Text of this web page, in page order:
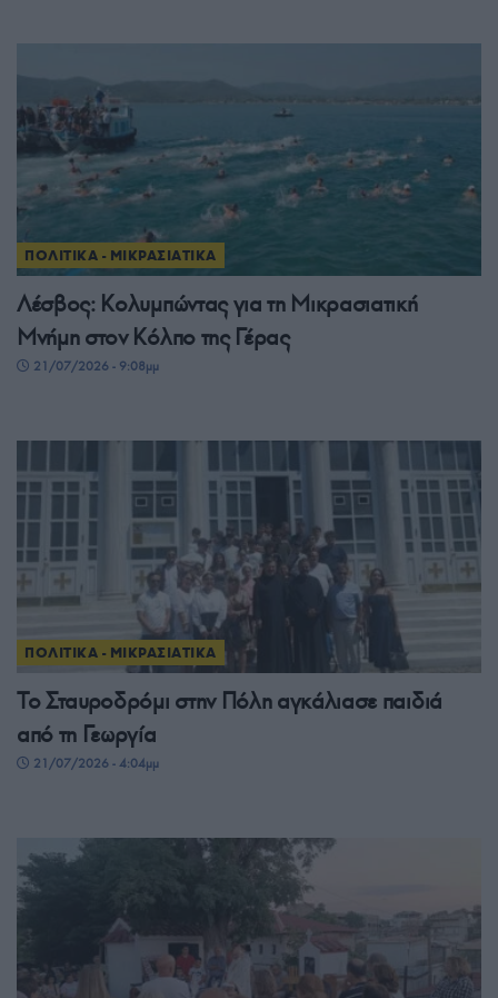
ΠΟΛΙΤΙΚΑ - ΜΙΚΡΑΣΙΑΤΙΚΑ
Λέσβος: Κολυμπώντας για τη Μικρασιατική
Μνήμη στον Κόλπο της Γέρας
21/07/2026 - 9:08μμ
ΠΟΛΙΤΙΚΑ - ΜΙΚΡΑΣΙΑΤΙΚΑ
Το Σταυροδρόμι στην Πόλη αγκάλιασε παιδιά
από τη Γεωργία
21/07/2026 - 4:04μμ